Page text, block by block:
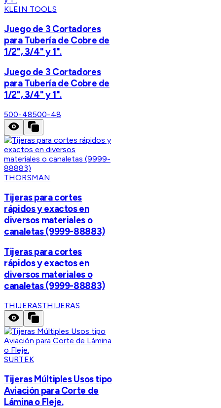
KLEIN TOOLS
Juego de 3 Cortadores
para Tubería de Cobre de
1/2", 3/4" y 1".
Juego de 3 Cortadores
para Tubería de Cobre de
1/2", 3/4" y 1".
500-48500-48
THORSMAN
Tijeras para cortes
rápidos y exactos en
diversos materiales o
canaletas (9999-88883)
Tijeras para cortes
rápidos y exactos en
diversos materiales o
canaletas (9999-88883)
THIJERASTHIJERAS
SURTEK
Tijeras Múltiples Usos tipo
Aviación para Corte de
Lámina o Fleje.